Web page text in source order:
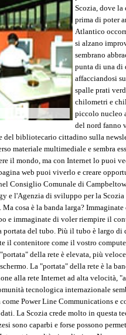
Scozia, dove la
prima di poter
Atlantico
si alzano
sembrano
punta di una di
affacciandosi
spalle prati
chilometri e
piccolo nucleo
del nord fanno
del bibliotecario cittadino sulla
materiale multimediale e sembra
il mondo, ma con Internet lo puoi
web puoi viverlo e creare
Consiglio Comunale di
e l'Agenzia di sviluppo per la
cosa è la banda larga?
e immaginate di voler riempire il
del tubo. Più il tubo è largo di
il contenitore come il vostro
della rete è elevata, più
La "portata" della rete è la
alla rete Internet ad alta velocità,
tecnologica internazionale
Power Line Communications e
La Scozia crede molto in questa
sono caparbi e forse possono